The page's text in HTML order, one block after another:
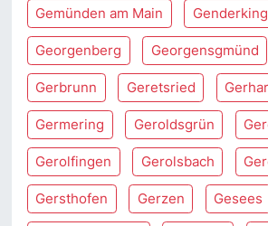
Gemünden am Main
Georgenberg Georgensgmünd
Gerbrunn Geretsried
Germering Geroldsgrün
Gerolfingen Gerolsbach
Gersthofen Gerzen Gesees